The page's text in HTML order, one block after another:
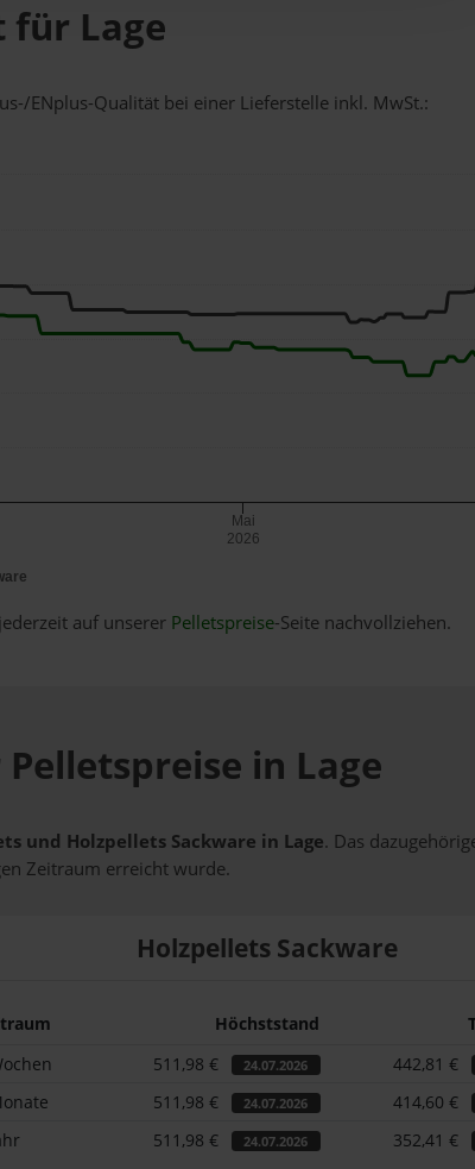
für Lage
ENplus-Qualität bei einer Lieferstelle inkl. MwSt.:
Mai
2026
auf unserer Pelletspreise-Seite nachvollziehen.
in Lage
und Holzpellets Sackware in Lage. Das
Zeitraum erreicht wurde.
Holzpellets Sackware
Höchststand
511,98 € 24.07.2026 442,81 €
511,98 € 24.07.2026 414,60 €
511,98 € 24.07.2026 352,41 €